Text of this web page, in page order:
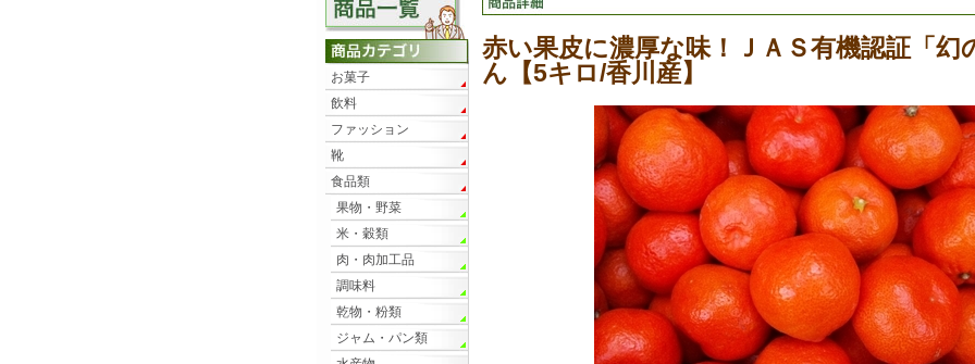
赤い果皮に濃厚な味！ＪＡＳ有機認証「幻
ん【5キロ/香川産】
お菓子
飲料
ファッション
靴
食品類
果物・野菜
米・穀類
肉・肉加工品
調味料
乾物・粉類
ジャム・パン類